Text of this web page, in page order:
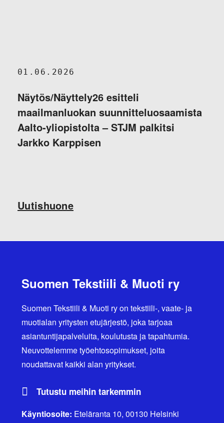
01.06.2026
Näytös/Näyttely26 esitteli
maailmanluokan suunnitteluosaamista
Aalto-yliopistolta – STJM palkitsi
Jarkko Karppisen
Uutishuone
Suomen Tekstiili & Muoti ry
Suomen Tekstiili & Muoti ry on tekstiili-, vaate- ja
muotialan yritysten etujärjestö, joka tarjoaa
asiantuntijapalveluita, koulutusta ja tapahtumia.
Neuvottelemme työehtosopimukset, joita
noudattavat kaikki alan yritykset.
Tutustu meihin tarkemmin
Käyntiosoite: Eteläranta 10, 00130 Helsinki